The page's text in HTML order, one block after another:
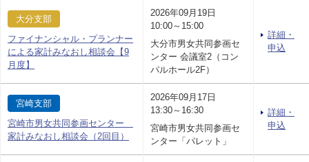
大分支部
ファイナンシャル・プランナー
による家計みなおし相談会【9
月度】
2026年09月19日
10:00～15:00
大分市男女共同参画セ
ンター 会議室2（コン
パルホール2F）
詳細・
申込
宮崎支部
宮崎市男女共同参画センター
家計みなおし相談会（2回目）
2026年09月17日
13:30～16:30
宮崎市男女共同参画セ
ンター「パレット」
詳細・
申込